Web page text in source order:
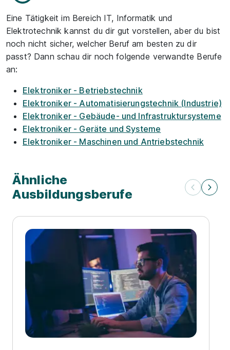
Eine Tätigkeit im Bereich IT, Informatik und
Elektrotechnik kannst du dir gut vorstellen, aber du bist
noch nicht sicher, welcher Beruf am besten zu dir
passt? Dann schau dir noch folgende verwandte Berufe
an:
Elektroniker - Betriebstechnik
Elektroniker - Automatisierungstechnik (Industrie)
Elektroniker - Gebäude- und Infrastruktursysteme
Elektroniker - Geräte und Systeme
Elektroniker - Maschinen und Antriebstechnik
Ähnliche
Ausbildungsberufe